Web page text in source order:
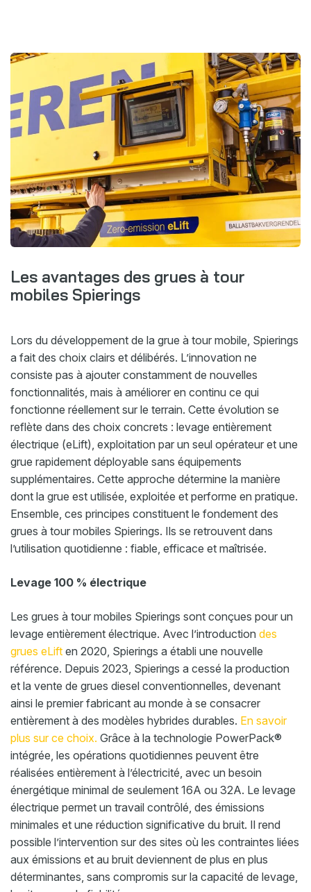
Les avantages des grues à tour
mobiles Spierings
Lors du développement de la grue à tour mobile, Spierings
a fait des choix clairs et délibérés. L’innovation ne
consiste pas à ajouter constamment de nouvelles
fonctionnalités, mais à améliorer en continu ce qui
fonctionne réellement sur le terrain. Cette évolution se
reflète dans des choix concrets : levage entièrement
électrique (eLift), exploitation par un seul opérateur et une
grue rapidement déployable sans équipements
supplémentaires. Cette approche détermine la manière
dont la grue est utilisée, exploitée et performe en pratique.
Ensemble, ces principes constituent le fondement des
grues à tour mobiles Spierings. Ils se retrouvent dans
l’utilisation quotidienne : fiable, efficace et maîtrisée.
Levage 100 % électrique
Les grues à tour mobiles Spierings sont conçues pour un
levage entièrement électrique. Avec l’introduction des
grues eLift en 2020, Spierings a établi une nouvelle
référence. Depuis 2023, Spierings a cessé la production
et la vente de grues diesel conventionnelles, devenant
ainsi le premier fabricant au monde à se consacrer
entièrement à des modèles hybrides durables. En savoir
plus sur ce choix. Grâce à la technologie PowerPack®
intégrée, les opérations quotidiennes peuvent être
réalisées entièrement à l’électricité, avec un besoin
énergétique minimal de seulement 16A ou 32A. Le levage
électrique permet un travail contrôlé, des émissions
minimales et une réduction significative du bruit. Il rend
possible l’intervention sur des sites où les contraintes liées
aux émissions et au bruit deviennent de plus en plus
déterminantes, sans compromis sur la capacité de levage,